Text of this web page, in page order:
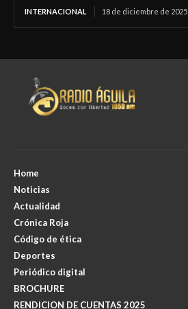
INTERNACIONAL 18 de diciembre de 2025
Home
Noticias
Actualidad
Crónica Roja
Código de ética
Deportes
Periódico digital
BROCHURE
RENDICION DE CUENTAS 2025